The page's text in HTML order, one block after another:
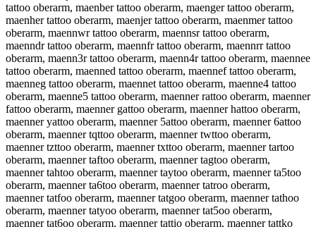
tattoo oberarm, maenber tattoo oberarm, maenger tattoo oberarm,
maenher tattoo oberarm, maenjer tattoo oberarm, maenmer tattoo
oberarm, maennwr tattoo oberarm, maennsr tattoo oberarm,
maenndr tattoo oberarm, maennfr tattoo oberarm, maennrr tattoo
oberarm, maenn3r tattoo oberarm, maenn4r tattoo oberarm, maennee
tattoo oberarm, maenned tattoo oberarm, maennef tattoo oberarm,
maenneg tattoo oberarm, maennet tattoo oberarm, maenne4 tattoo
oberarm, maenne5 tattoo oberarm, maenner rattoo oberarm, maenner
fattoo oberarm, maenner gattoo oberarm, maenner hattoo oberarm,
maenner yattoo oberarm, maenner 5attoo oberarm, maenner 6attoo
oberarm, maenner tqttoo oberarm, maenner twttoo oberarm,
maenner tzttoo oberarm, maenner txttoo oberarm, maenner tartoo
oberarm, maenner taftoo oberarm, maenner tagtoo oberarm,
maenner tahtoo oberarm, maenner taytoo oberarm, maenner ta5too
oberarm, maenner ta6too oberarm, maenner tatroo oberarm,
maenner tatfoo oberarm, maenner tatgoo oberarm, maenner tathoo
oberarm, maenner tatyoo oberarm, maenner tat5oo oberarm,
maenner tat6oo oberarm, maenner tattio oberarm, maenner tattko